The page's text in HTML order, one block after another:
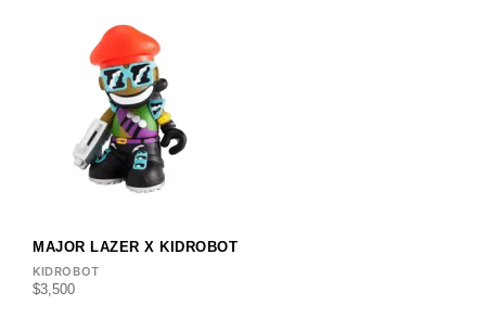
MAJOR LAZER X KIDROBOT
KIDROBOT
$3,500